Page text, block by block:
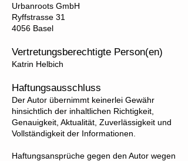
Urbanroots GmbH
Ryffstrasse 31
4056 Basel
Vertretungsberechtigte Person(en)
Katrin Helbich
Haftungsausschluss
Der Autor übernimmt keinerlei Gewähr
hinsichtlich der inhaltlichen Richtigkeit,
Genauigkeit, Aktualität, Zuverlässigkeit und
Vollständigkeit der Informationen.
Haftungsansprüche gegen den Autor wegen